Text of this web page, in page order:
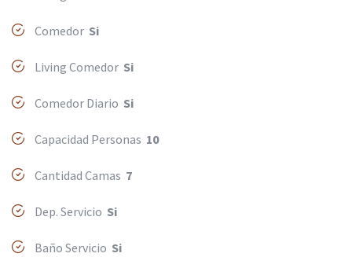
Comedor Si
Living Comedor Si
Comedor Diario Si
Capacidad Personas 10
Cantidad Camas 7
Dep. Servicio Si
Baño Servicio Si